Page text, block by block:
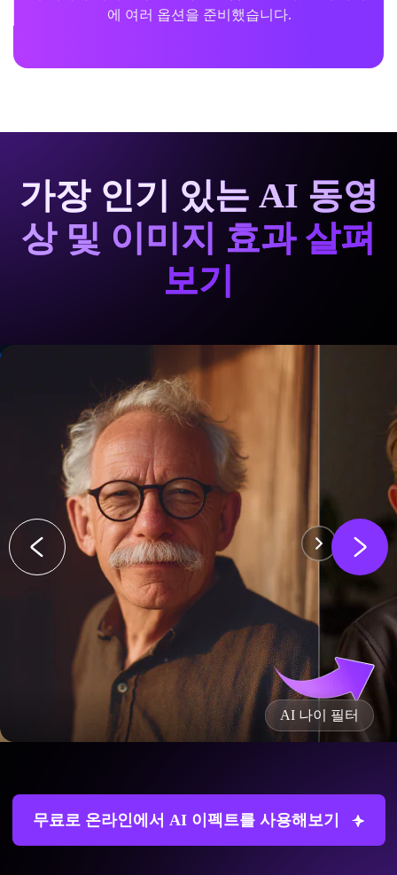
에 여러 옵션을 준비했습니다.
가장 인기 있는 AI 동영
상 및 이미지 효과 살펴
보기
AI 나이 필터
무료로 온라인에서 AI 이펙트를 사용해보기